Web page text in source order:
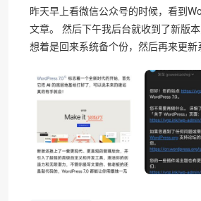
昨天早上看微信公众号的时候，看到
文章。 然后下午我后台就收到了新版
想着是回来系统备个份，然后再来更